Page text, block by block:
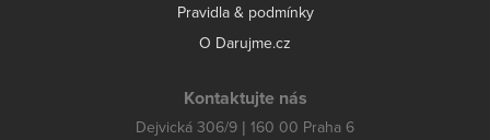
Pravidla & podmínky
O Darujme.cz
Kontaktujte nás
Dejvická 306/9 | 160 00 Praha 6